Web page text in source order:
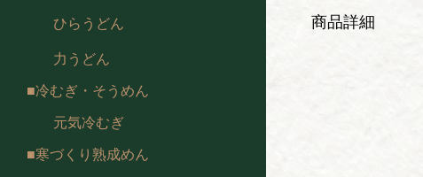
ひらうどん
力うどん
冷むぎ・そうめん
元気冷むぎ
寒づくり熟成めん
商品詳細